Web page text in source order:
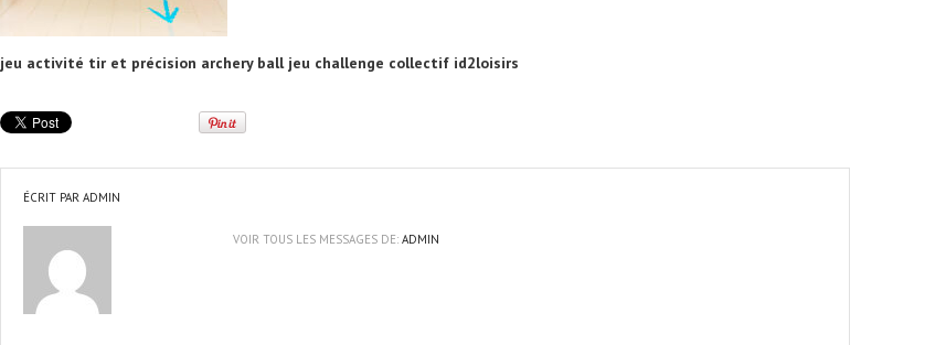
jeu activité tir et précision archery ball jeu challenge collectif id2loisirs
ÉCRIT PAR ADMIN
VOIR TOUS LES MESSAGES DE: ADMIN